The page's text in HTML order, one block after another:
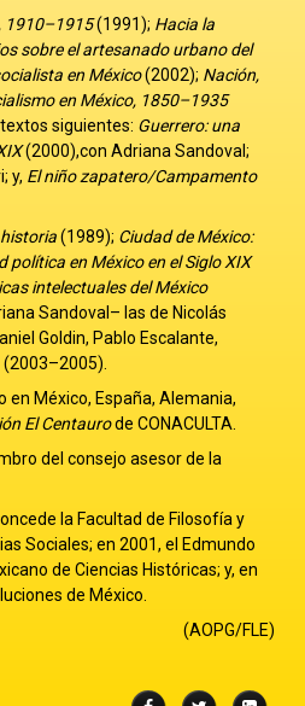
1910–1915(1991); Hacia la
sobre el artesanado urbano del
en México(2002); Nación,
en México, 1850–1935
siguientes: Guerrero: una
(2000),con Adriana Sandoval;
y, El niño zapatero/Campamento
(1989); Ciudad de México:
en México en el Siglo XIX
intelectuales del México
Sandoval– las de Nicolás
Goldin, Pablo Escalante,
México, España, Alemania,
El Centaurode CONACULTA.
del consejo asesor de la
la Facultad de Filosofía y
Sociales; en 2001, el Edmundo
de Ciencias Históricas; y, en
de México.
(AOPG/FLE)